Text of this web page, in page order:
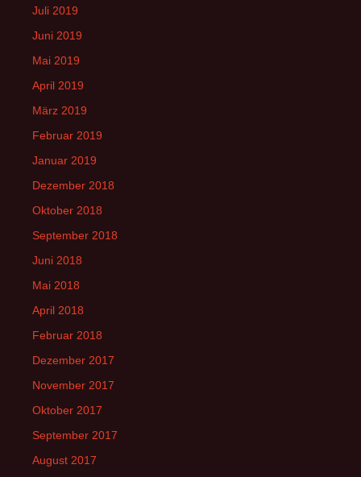
Juli 2019
Juni 2019
Mai 2019
April 2019
März 2019
Februar 2019
Januar 2019
Dezember 2018
Oktober 2018
September 2018
Juni 2018
Mai 2018
April 2018
Februar 2018
Dezember 2017
November 2017
Oktober 2017
September 2017
August 2017